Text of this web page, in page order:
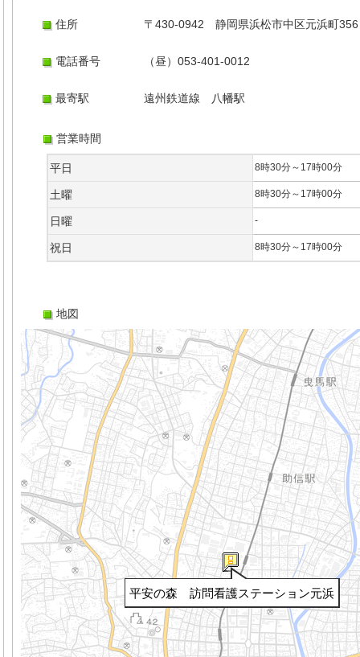
住所 〒430-0942 静岡県浜松市中区元浜町356
電話番号 （昼）053-401-0012
最寄駅 遠州鉄道線 八幡駅
営業時間
平日 8時30分～17時00分
土曜 8時30分～17時00分
日曜 -
祝日 8時30分～17時00分
地図
平安の森 訪問看護ステーション元浜